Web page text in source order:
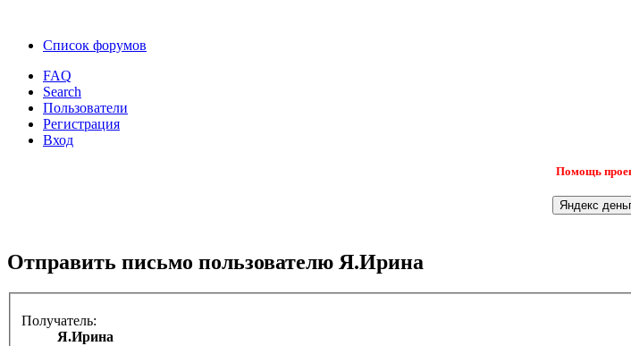
Список форумов
FAQ
Search
Пользователи
Регистрация
Вход
Помощь
Отправить письмо пользователю Я.Ирина
Получатель:
Я.Ирина